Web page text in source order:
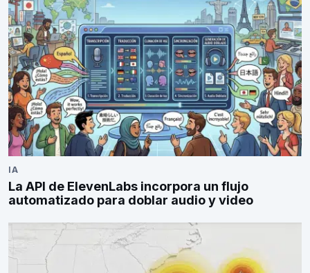
IA
La API de ElevenLabs incorpora un flujo
automatizado para doblar audio y video